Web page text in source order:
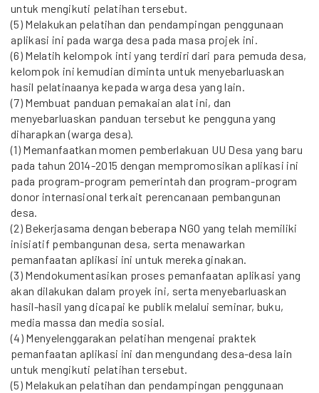
untuk mengikuti pelatihan tersebut.
(5) Melakukan pelatihan dan pendampingan penggunaan
aplikasi ini pada warga desa pada masa projek ini.
(6) Melatih kelompok inti yang terdiri dari para pemuda desa,
kelompok ini kemudian diminta untuk menyebarluaskan
hasil pelatinaanya kepada warga desa yang lain.
(7) Membuat panduan pemakaian alat ini, dan
menyebarluaskan panduan tersebut ke pengguna yang
diharapkan (warga desa).
(1) Memanfaatkan momen pemberlakuan UU Desa yang baru
pada tahun 2014-2015 dengan mempromosikan aplikasi ini
pada program-program pemerintah dan program-program
donor internasional terkait perencanaan pembangunan
desa.
(2) Bekerjasama dengan beberapa NGO yang telah memiliki
inisiatif pembangunan desa, serta menawarkan
pemanfaatan aplikasi ini untuk mereka ginakan.
(3) Mendokumentasikan proses pemanfaatan aplikasi yang
akan dilakukan dalam proyek ini, serta menyebarluaskan
hasil-hasil yang dicapai ke publik melalui seminar, buku,
media massa dan media sosial.
(4) Menyelenggarakan pelatihan mengenai praktek
pemanfaatan aplikasi ini dan mengundang desa-desa lain
untuk mengikuti pelatihan tersebut.
(5) Melakukan pelatihan dan pendampingan penggunaan